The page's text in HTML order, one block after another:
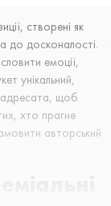
створені як
до досконалості.
емоції,
унікальний,
адресата, щоб
хто прагне
авторський